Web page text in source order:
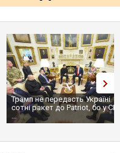
Вибух у ресторані в Москві:
ціллю був головком ВКС
пр...